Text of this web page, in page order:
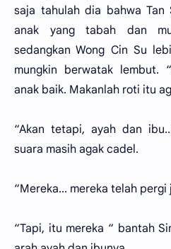
saja tahulah dia bahwa Tan
anak yang tabah dan
sedangkan Wong Cin Su
mungkin berwatak lembut.
anak baik. Makanlah roti itu
“Akan tetapi, ayah dan
suara masih agak cadel.
“Mereka... mereka telah pergi
“Tapi, itu mereka “ bantah